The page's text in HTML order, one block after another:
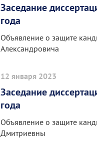
Заседание
года
Объявление о защите
Александровича
12 января 2023
Заседание
года
Объявление о защите
Дмитриевны